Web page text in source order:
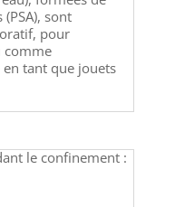
sont
pour
comme
tant que jouets